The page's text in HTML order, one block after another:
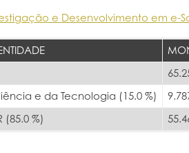
e Desenvolvimento em e-
e da Tecnologia (15.0 %)
(85.0 %)